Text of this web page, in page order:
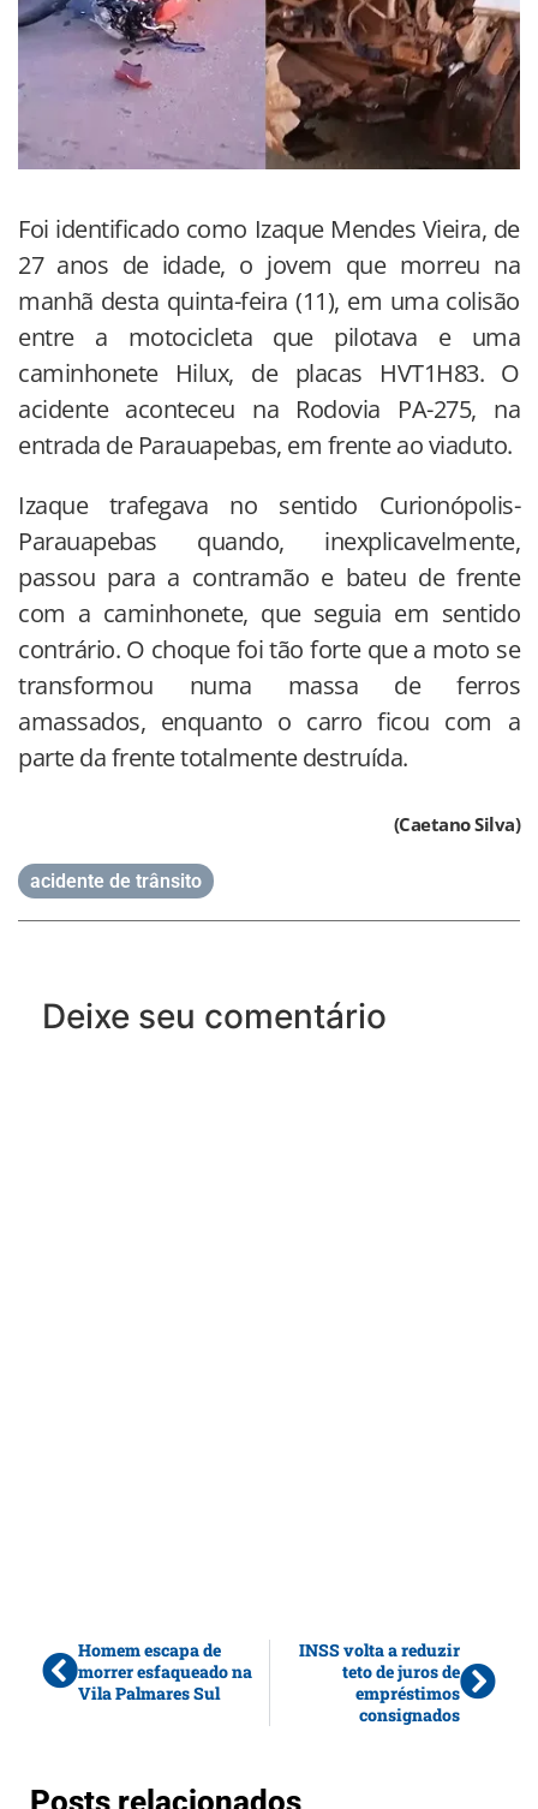
Foi identificado como Izaque Mendes Vieira, de
27 anos de idade, o jovem que morreu na
manhã desta quinta-feira (11), em uma colisão
entre a motocicleta que pilotava e uma
caminhonete Hilux, de placas HVT1H83. O
acidente aconteceu na Rodovia PA-275, na
entrada de Parauapebas, em frente ao viaduto.
Izaque trafegava no sentido Curionópolis-
Parauapebas quando, inexplicavelmente,
passou para a contramão e bateu de frente
com a caminhonete, que seguia em sentido
contrário. O choque foi tão forte que a moto se
transformou numa massa de ferros
amassados, enquanto o carro ficou com a
parte da frente totalmente destruída.
(Caetano Silva)
acidente de trânsito
Deixe seu comentário
Homem escapa de
morrer esfaqueado na
Vila Palmares Sul
INSS volta a reduzir
teto de juros de
empréstimos
consignados